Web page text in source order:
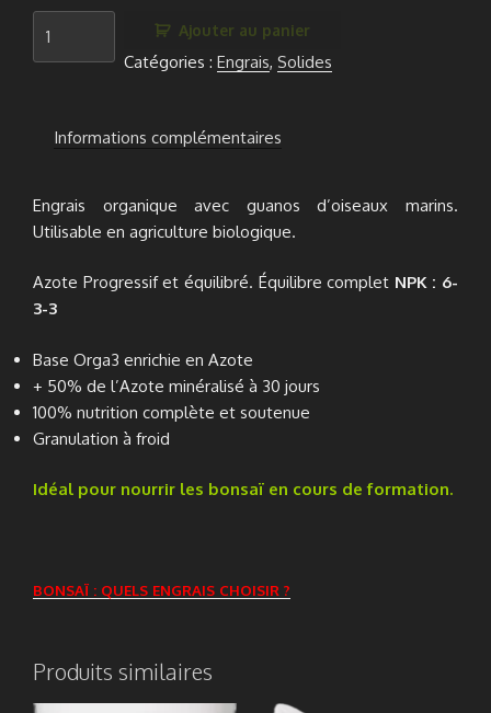
de
Ajouter au panier
Catégories : Engrais, Solides
Informations complémentaires
Engrais organique avec guanos d’oiseaux marins.
Utilisable en agriculture biologique.
Azote Progressif et équilibré. Équilibre complet NPK : 6-
3-3
Base Orga3 enrichie en Azote
+ 50% de l’Azote minéralisé à 30 jours
100% nutrition complète et soutenue
Granulation à froid
Idéal pour nourrir les bonsaï en cours de formation.
BONSAÏ : QUELS ENGRAIS CHOISIR ?
Produits similaires